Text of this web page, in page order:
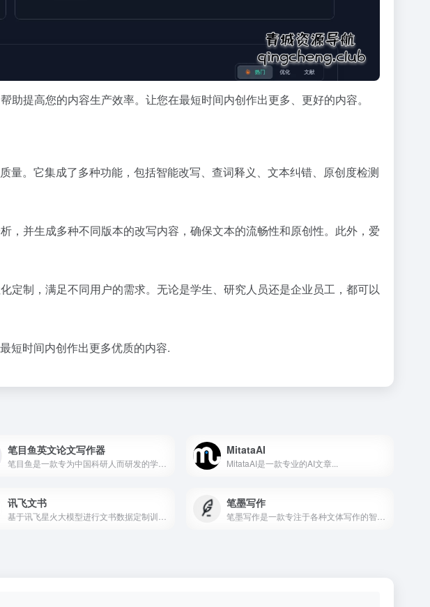
提高您的内容生产效率。让您在最短时间内创作出更多、更好的内容。
。它集成了多种功能，包括智能改写、查词释义、文本纠错、原创度检测
并生成多种不同版本的改写内容，确保文本的流畅性和原创性。此外，爱
制，满足不同用户的需求。无论是学生、研究人员还是企业员工，都可以
短时间内创作出更多优质的内容.
笔目鱼英文论文写作器 MitataAI
MitataAI是一款专业的AI文章...
讯飞文书 笔墨写作